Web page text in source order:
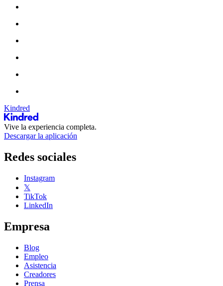
Kindred
Vive la experiencia completa.
Descargar la aplicación
Redes sociales
Instagram
𝕏
TikTok
LinkedIn
Empresa
Blog
Empleo
Asistencia
Creadores
Prensa